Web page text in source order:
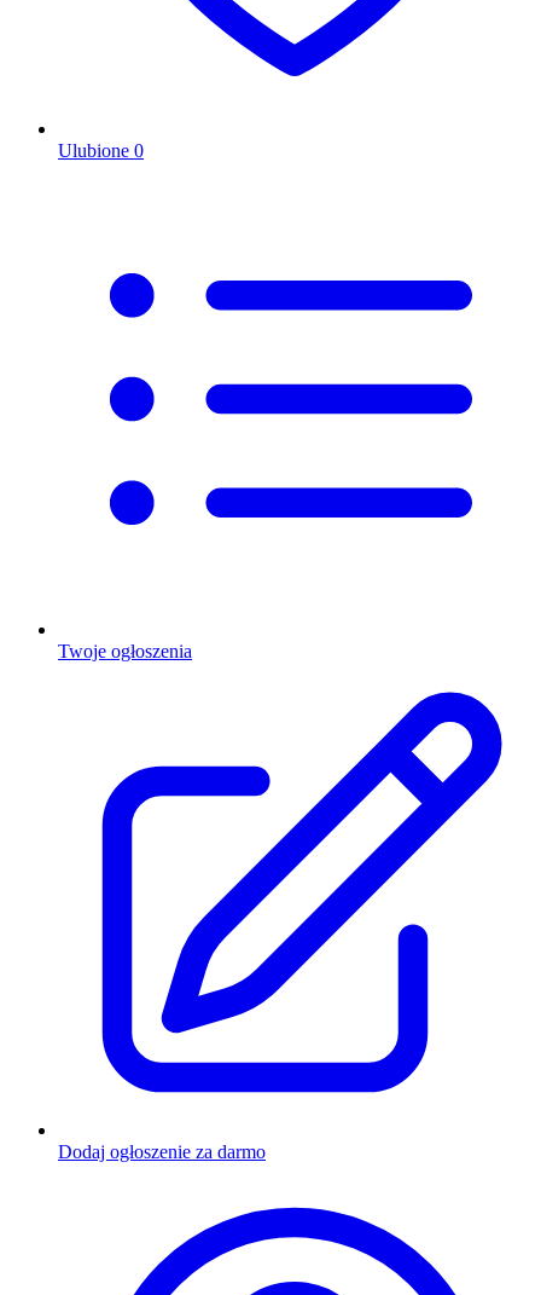
Ulubione 0
Twoje ogłoszenia
Dodaj ogłoszenie za darmo